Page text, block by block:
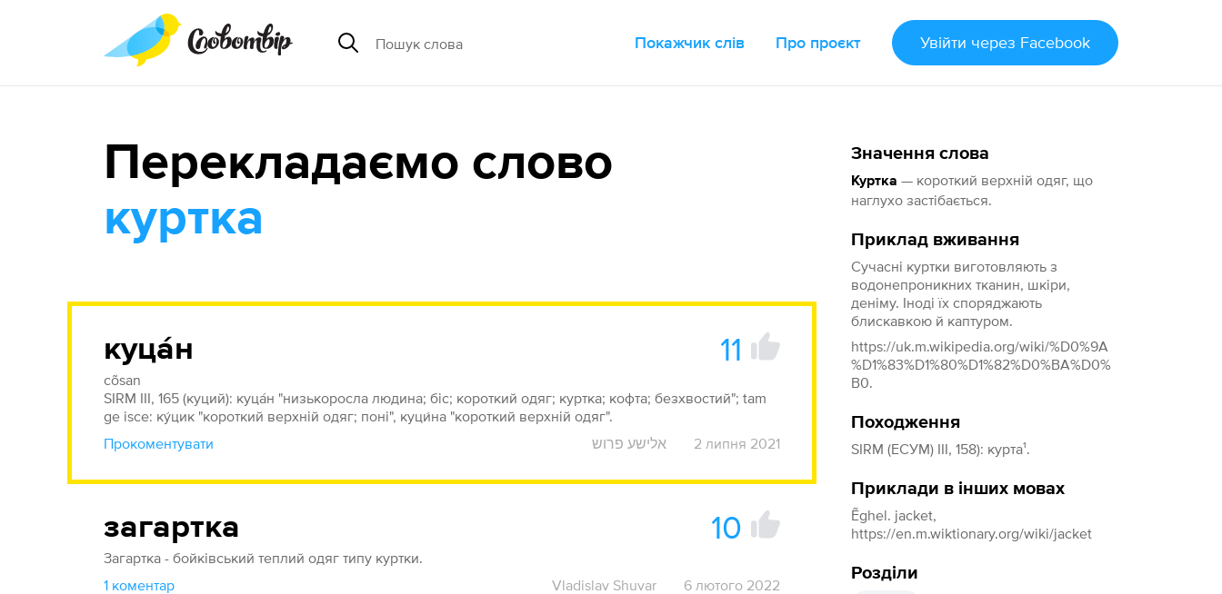
Покажчик слів Про проєкт Увійти через Facebook
Значення слова
Куртка — короткий верхній одяг, що
наглухо застібається.
Приклад вживання
Сучасні куртки виготовляють з
водонепроникних тканин, шкіри,
деніму. Іноді їх споряджають
блискавкою й каптуром.
https://uk.m.wikipedia.org/wiki/%D0%9A
%D1%83%D1%80%D1%82%D0%BA%D0%
B0.
Походження
SIRM (ЕСУМ) III, 158): курта¹.
Приклади в інших мовах
Ẽghel. jacket,
https://en.m.wiktionary.org/wiki/jacket
Розділи
Перекладаємо слово
куртка
куца́н 11
cõsan
SIRM III, 165 (куций): куца́н "низькоросла людина; біс; короткий одяг; куртка; кофта; безхвостий"; tam
ge isce: ку́цик "короткий верхній одяг; поні", куци́на "короткий верхній одяг".
Прокоментувати
אלישע פרוש 2 липня 2021
загартка 10
Загартка - бойківський теплий одяг типу куртки.
1 коментар
Vladislav Shuvar 6 лютого 2022